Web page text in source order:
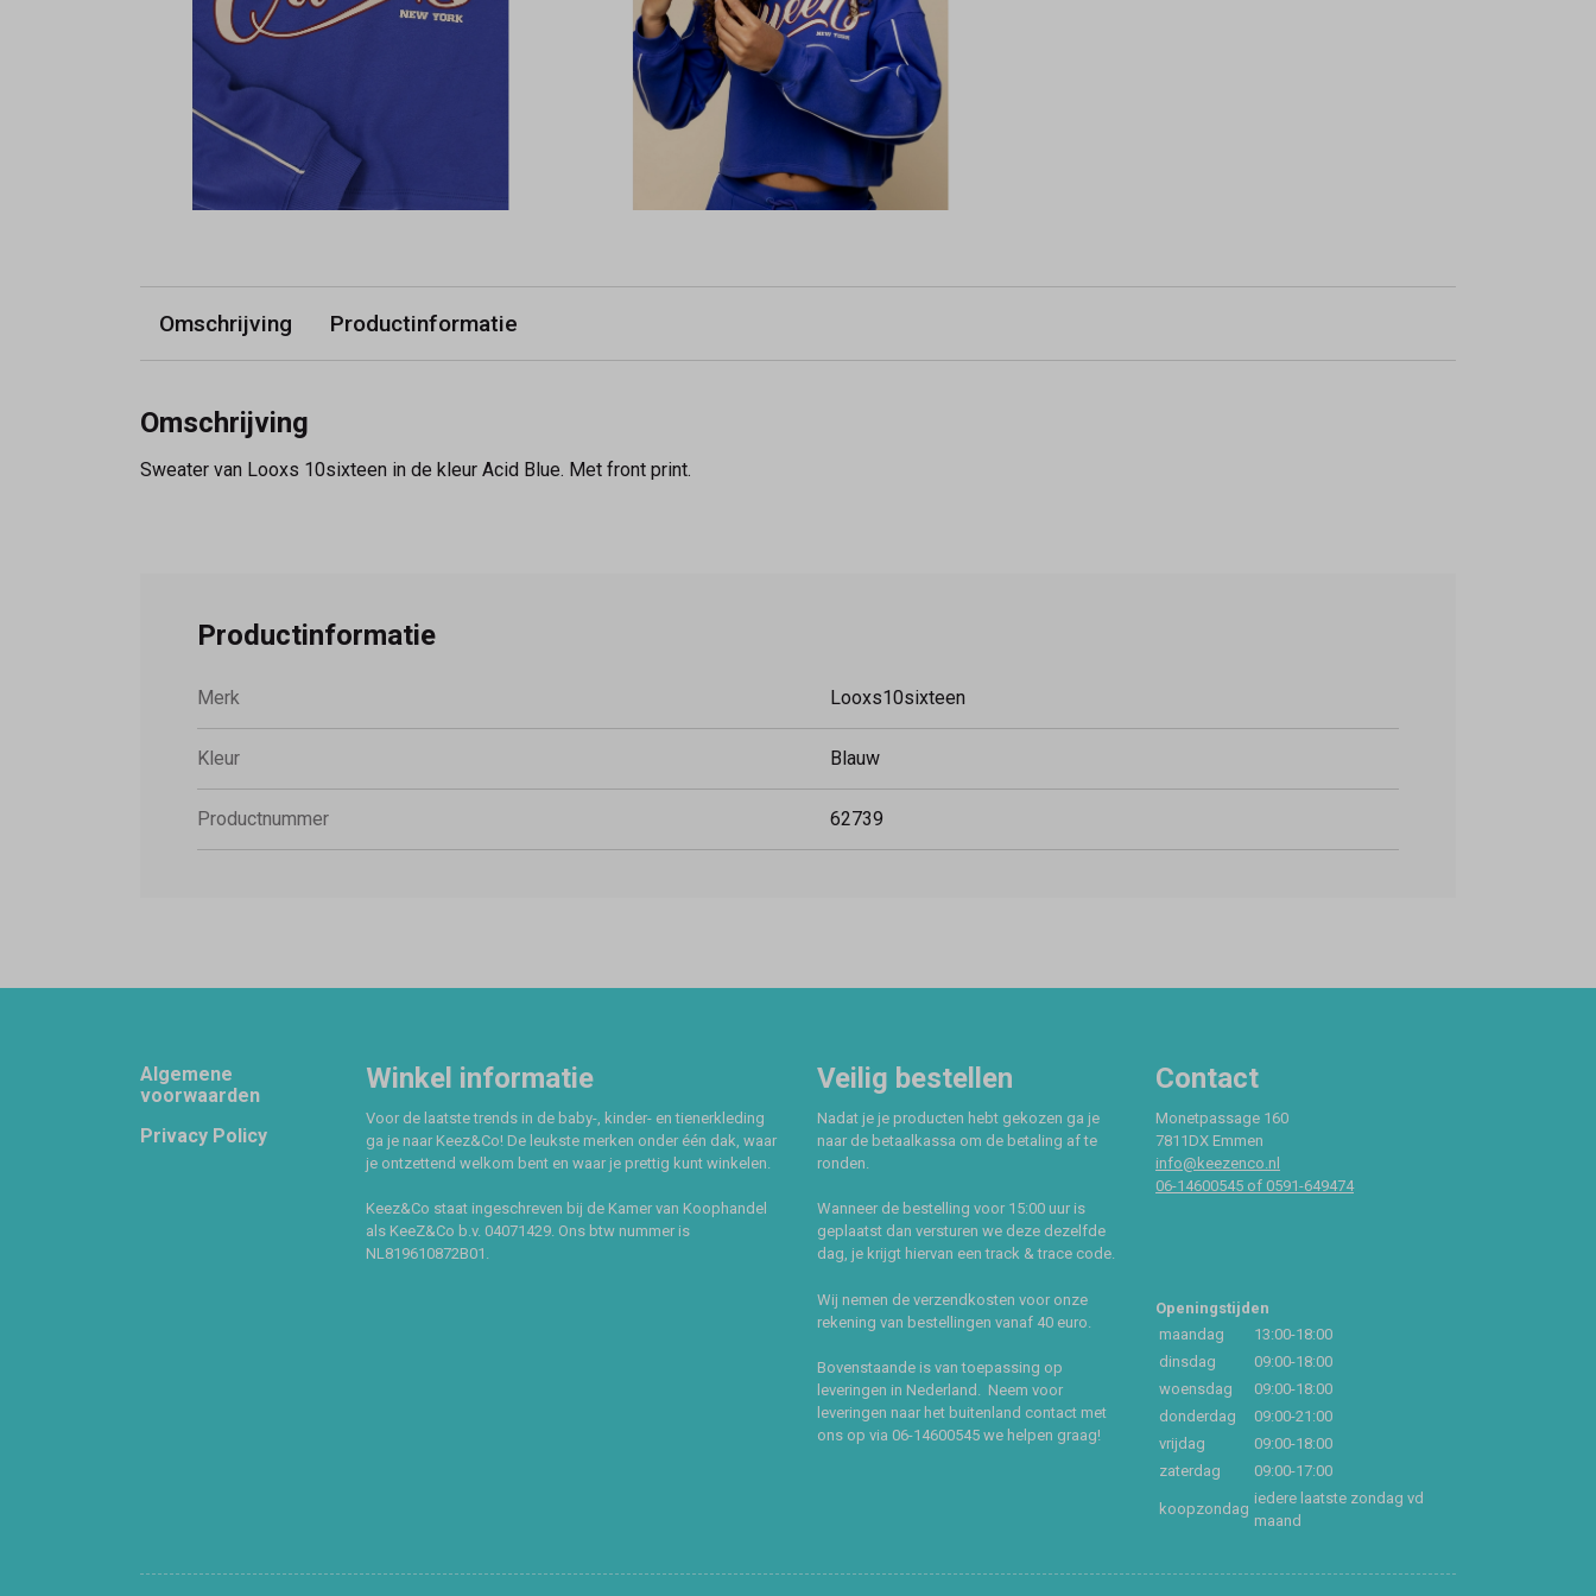
Omschrijving Productinformatie
Omschrijving
Sweater van Looxs 10sixteen in de kleur Acid Blue. Met front print.
Productinformatie
Merk Looxs10sixteen
Kleur Blauw
Productnummer 62739
Footer
Algemene
voorwaarden
Privacy Policy
Winkel informatie
Voor de laatste trends in de baby-, kinder- en tienerkleding
ga je naar Keez&Co! De leukste merken onder één dak, waar
je ontzettend welkom bent en waar je prettig kunt winkelen.
Keez&Co staat ingeschreven bij de Kamer van Koophandel
als KeeZ&Co b.v. 04071429. Ons btw nummer is
NL819610872B01.
Veilig bestellen
Nadat je je producten hebt gekozen ga je
naar de betaalkassa om de betaling af te
ronden.
Wanneer de bestelling voor 15:00 uur is
geplaatst dan versturen we deze dezelfde
dag, je krijgt hiervan een track & trace code.
Wij nemen de verzendkosten voor onze
rekening van bestellingen vanaf 40 euro.
Bovenstaande is van toepassing op
leveringen in Nederland. Neem voor
leveringen naar het buitenland contact met
ons op via 06-14600545 we helpen graag!
Contact
Monetpassage 160
7811DX Emmen
info@keezenco.nl
06-14600545 of 0591-649474
Openingstijden
maandag
13:00-18:00
dinsdag
09:00-18:00
woensdag
09:00-18:00
donderdag
09:00-21:00
vrijdag
09:00-18:00
zaterdag
09:00-17:00
koopzondag
iedere laatste zondag vd
maand